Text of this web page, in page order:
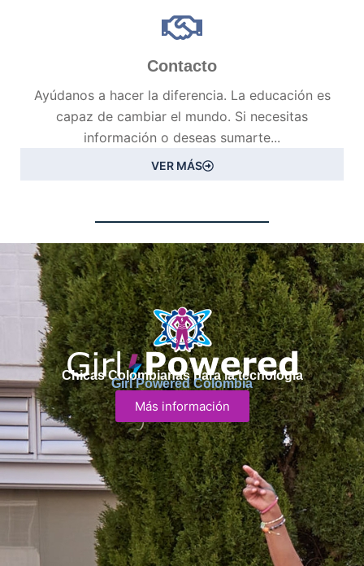
Contacto
Ayúdanos a hacer la diferencia. La educación es
capaz de cambiar el mundo. Si necesitas
información o deseas sumarte...
VER MÁS
Chicas Colombianas para la tecnología
Girl Powered Colombia
Más información